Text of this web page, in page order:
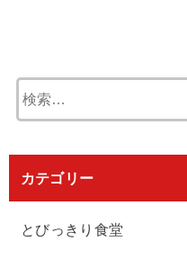
カテゴリー
とびっきり食堂